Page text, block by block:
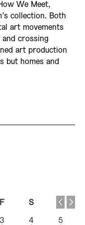
We Meet,
collection. Both
art movements
and crossing
art production
but homes and
F S S
3 4 5